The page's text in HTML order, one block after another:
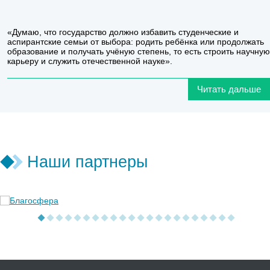
«Думаю, что государство должно избавить студенческие и
аспирантские семьи от выбора: родить ребёнка или продолжать
образование и получать учёную степень, то есть строить научную
карьеру и служить отечественной науке».
Читать дальше
Наши партнеры